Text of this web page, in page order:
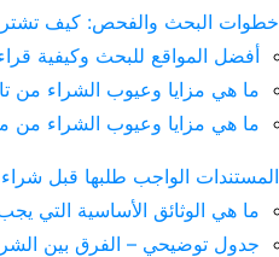
خطوات البحث والفحص: كيف
أفضل المواقع للبحث وكيفية
ما هي مزايا وعيوب الشراء من
ما هي مزايا وعيوب الشراء من
المستندات الواجب طلبها قبل
ما هي الوثائق الأساسية التي
جدول توضيحي – الفرق بين